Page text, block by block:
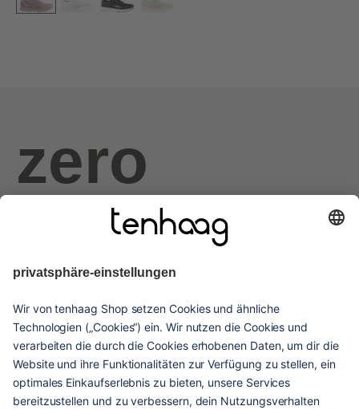
zero
haags
given
hilfe & service